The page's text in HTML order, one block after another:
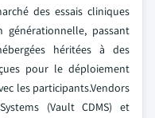
des essais cliniques
générationnelle, passant
héritées à des
pour le déploiement
les participants.Vendors
(Vault CDMS) et